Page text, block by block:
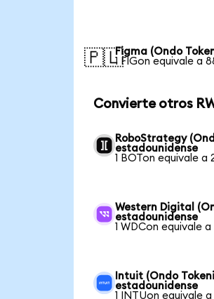
🇵🇱Figma (Ondo
1 FIGon equivale a
Convierte otros
RoboStrategy
estadounidense
1 BOTon equivale a
Western Digital
estadounidense
1 WDCon equivale
Intuit (Ondo
estadounidense
1 INTUon equivale